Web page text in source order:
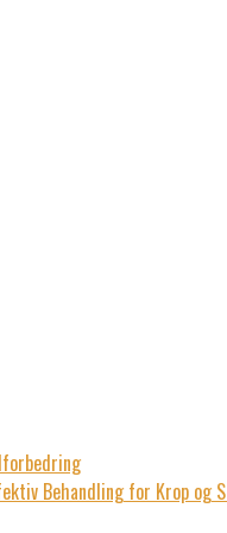
Behandling for Krop og